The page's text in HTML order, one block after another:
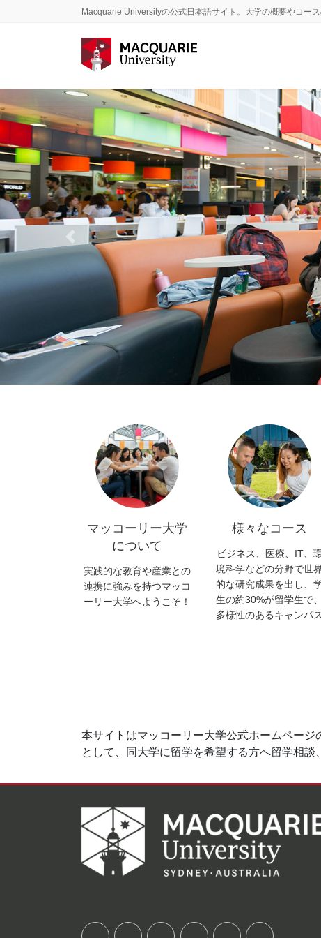
に
移
動
ョ
ン
に
移
動
Macquarie Universityの公式日本語サイト。大学の概要やコー
Previous
マッコーリー大学
について
実践的な教育や産業との
連携に強みを持つマッコ
ーリー大学へようこそ！
様々なコース
ビジネス、医療、IT、
境科学などの分野で世
的な研究成果を出し、
生の約30%が留学生で、
多様性のあるキャンパス
本サイトはマッコーリー大学公式ホームペー
として、同大学に留学を希望する方へ留学相